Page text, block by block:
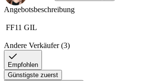
Angebotsbeschreibung
Andere Verkäufer (3)
Empfohlen
Günstigste zuerst